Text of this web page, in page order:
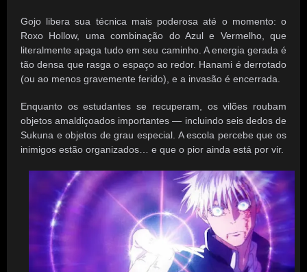
Gojo libera sua técnica mais poderosa até o momento: o
Roxo Hollow, uma combinação do Azul e Vermelho, que
literalmente apaga tudo em seu caminho. A energia gerada é
tão densa que rasga o espaço ao redor. Hanami é derrotado
(ou ao menos gravemente ferido), e a invasão é encerrada.
Enquanto os estudantes se recuperam, os vilões roubam
objetos amaldiçoados importantes — incluindo seis dedos de
Sukuna e objetos de grau especial. A escola percebe que os
inimigos estão organizados… e que o pior ainda está por vir.